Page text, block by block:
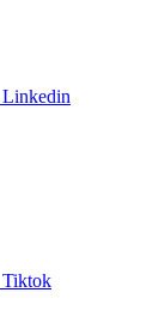
Linkedin
Tiktok